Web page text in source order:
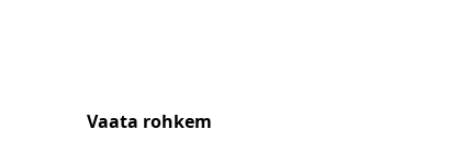
Vaata rohkem